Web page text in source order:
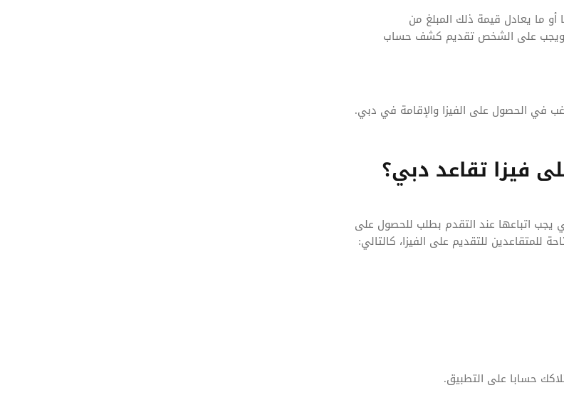
يقل الدخل السنوي للشخص المتقاعد عن 240000 درهما أو ما يعادل قيمة ذلك المبلغ من
ويجب على الشخص تقديم كشف حساب
في الحصول على الفيزا والإقامة في دبي.
فيزا تقاعد دبي؟
يجب اتباعها عند التقدم بطلب للحصول على
للمتقاعدين للتقديم على الفيزا، كالتالي:
حسابا على التطبيق.